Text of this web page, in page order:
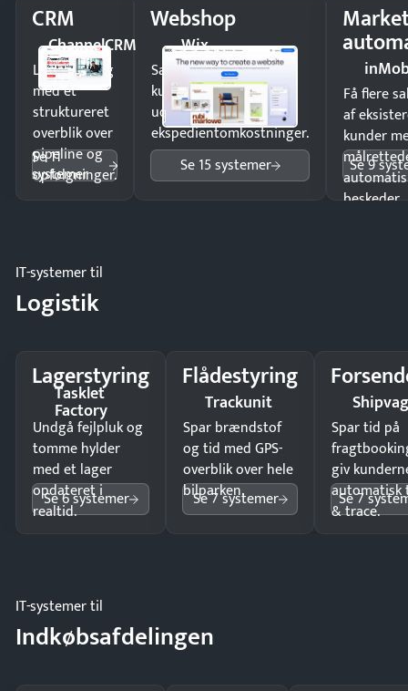
CRM
ChannelCRM
Luk flere salg
med et
struktureret
overblik over
pipeline og
opfølgninger.
Se 11
systemer
Webshop
Wix
Sælg produkter 24/7 til
kunder i hele landet
uden
ekspedientomkostninger.
Se 15 systemer
Få flere
af
kunder
beskeder.
Se 9
IT-systemer til
Logistik
Lagerstyring
Tasklet
Factory
Undgå fejlpluk og
tomme hylder
med et lager
opdateret i
realtid.
Se 6 systemer
Flådestyring
Trackunit
Spar brændstof
og tid med GPS-
overblik over hele
bilparken.
Se 7 systemer
Spar tid på
giv
automatisk
& trace.
Se 7
IT-systemer til
Indkøbsafdelingen